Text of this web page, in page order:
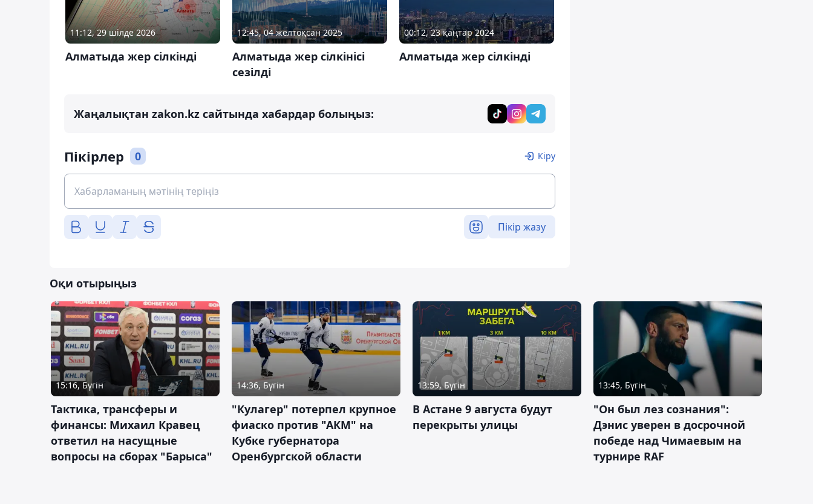
11:12, 29 шілде 2026
Алматыда жер сілкінді
12:45, 04 желтоқсан 2025
Алматыда жер сілкінісі
сезілді
00:12, 23 қаңтар 2024
Алматыда жер сілкінді
Жаңалықтан zakon.kz сайтында хабардар болыңыз:
Пікірлер 0 Кіру
Пікір жазу
Оқи отырыңыз
15:16, Бүгін
Тактика, трансферы и
финансы: Михаил Кравец
ответил на насущные
вопросы на сборах "Барыса"
14:36, Бүгін
"Кулагер" потерпел крупное
фиаско против "АКМ" на
Кубке губернатора
Оренбургской области
13:59, Бүгін
В Астане 9 августа будут
перекрыты улицы
13:45, Бүгін
"Он был лез сознания":
Дэнис уверен в досрочной
победе над Чимаевым на
турнире RAF